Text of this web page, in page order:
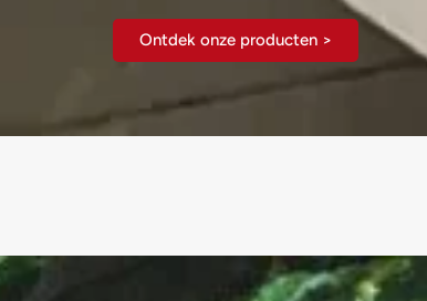
Ontdek onze producten >